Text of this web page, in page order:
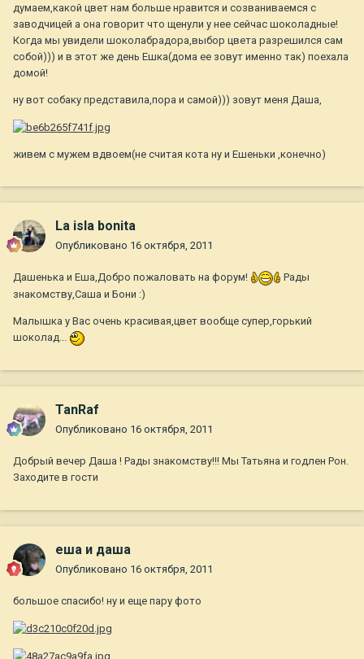
думаем,какой цвет нам больше нравится и созваниваемся с
заводчицей а она говорит что щенули у нее сейчас шоколадные!
Когда мы увидели шоколабрадора,выбор цвета разрешился сам
собой))) и в этот же день Ешка(дома ее зовут именно так) поехала
домой!
ну вот собаку представила,пора и самой))) зовут меня Даша,
живем с мужем вдвоем(не считая кота ну и Ешеньки ,конечно)
La isla bonita
Опубликовано 16 октября, 2011
Дашенька и Еша,Добро пожаловать на форум!
Рады
знакомству,Саша и Бони :)
Малышка у Вас очень красивая,цвет вообще супер,горький
шоколад...
TanRaf
Опубликовано 16 октября, 2011
Добрый вечер Даша ! Рады знакомству!!! Мы Татьяна и годлен Рон.
Заходите в гости
еша и даша
Опубликовано 16 октября, 2011
большое спасибо! ну и еще пару фото